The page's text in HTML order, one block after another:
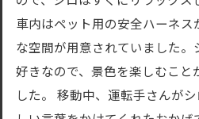
車内はペット用の安全ハーネス
な空間が用意されていました。
好きなので、景色を楽しむこと
した。 移動中、運転手さんが